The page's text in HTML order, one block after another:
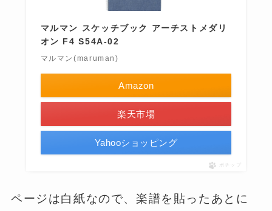
マルマン スケッチブック アーチストメダリ
オン F4 S54A-02
マルマン(maruman)
Amazon
楽天市場
Yahooショッピング
ポチップ
ページは白紙なので、楽譜を貼ったあとに